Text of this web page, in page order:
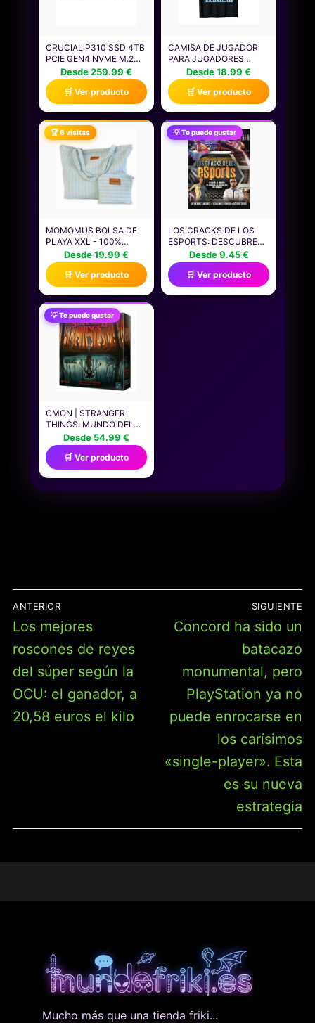
CRUCIAL P310 SSD 4TB
PCIE GEN4 NVME M.2
2280, DISCO INTERNO,
HASTA 7.100 MB/S,
COMPATIBLE CON
ORDENADOR PORTÁTIL
Y DE SOBREMESA &
CONSOLAS DE JUEGOS
PORTÁTILES -
CT4000P310SSD801
Desde 259.99 €
🛒 Ver producto
CAMISA DE JUGADOR
PARA JUGADORES
NIÑOS HOMBRES
VIDEOJUEGOS JUEGOS
CAMISETA
Desde 18.99 €
🛒 Ver producto
🏆 6 visitas
MOMOMUS BOLSA DE
PLAYA XXL - 100%
ALGODÓN RECICLADO,
CON CARTERA DE
MANO A JUEGO Y
PLEGABLE - BOLSO DE
PLAYA PARA MUJER
GRANDE Y FAMILIAR
PARA VERANO Y
PISCINA - 60X40 CM,
TURQUESA
Desde 19.99 €
🛒 Ver producto
💡 Te puede gustar
LOS CRACKS DE LOS
ESPORTS: DESCUBRE
LOS SECRETOS DEL
MUNDO DE LOS
VIDEOJUEGOS
PROFESIONALES: LOS
MEJORES JUGADORES,
Desde 9.45 €
🛒 Ver producto
💡 Te puede gustar
CMON | STRANGER
THINGS: MUNDO DEL
REVÉS | JUEGO DE
MESA DE ESTRATEGIA
COOPERATIVO BASADO
EN LA EXITOSA SERIE DE
NETFLIX| A PARTIR DE 12
AÑOS | DE 2 A 4
Desde 54.99 €
🛒 Ver producto
NAVEGACIÓN
DE
ENTRADAS
ANTERIOR
Entrada
anterior:
Los mejores
roscones de reyes
del súper según la
OCU: el ganador, a
20,58 euros el kilo
SIGUIENTE
Entrada
Concord ha sido un
batacazo
monumental, pero
PlayStation ya no
puede enrocarse en
los carísimos
«single-player». Esta
es su nueva
estrategia
Mucho más que una tienda friki...